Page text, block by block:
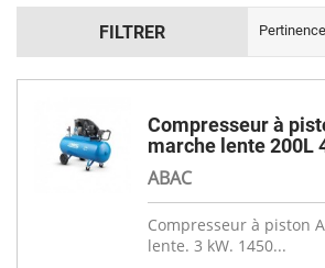
FILTRER Pertinence
Compresseur à
marche lente 200L
ABAC
Compresseur à piston
lente. 3 kW. 1450...